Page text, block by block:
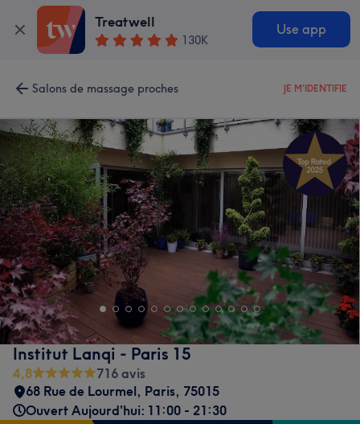
Treatwell
130K
Use app
Salons de massage proches JE M'IDENTIFIE
Institut Lanqi - Paris 15
4,8
716 avis
68 Rue de Lourmel, Paris, 75015
Ouvert Aujourd'hui: 11:00 - 21:30